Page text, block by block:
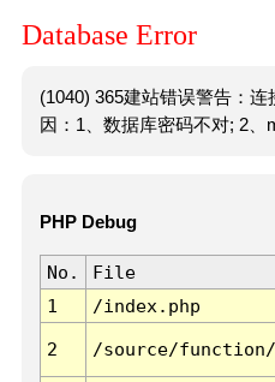
Database Error
(1040) 365建站错误警告：
因：1、数据库密码不对; 2、
PHP Debug
No. File
1
/index.php
2 /source/